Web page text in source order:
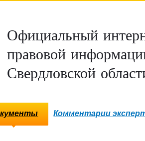
Официальный
правовой
Свердловской
Комментарии